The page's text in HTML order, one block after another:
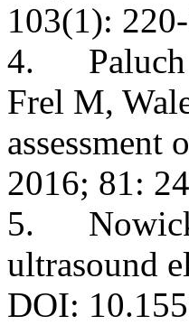
103(1):
4. Paluch
Frel M,
assessment
2016; 81:
5. Nowicki
ultrasound
DOI: